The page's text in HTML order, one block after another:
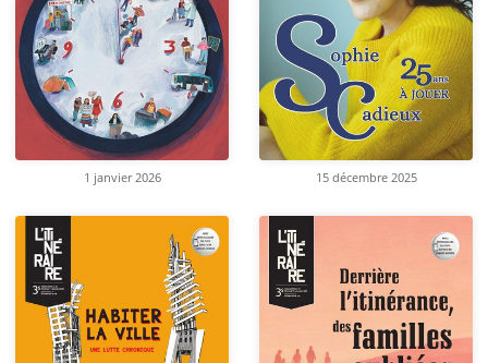
1 janvier 2026 15 décembre 2025